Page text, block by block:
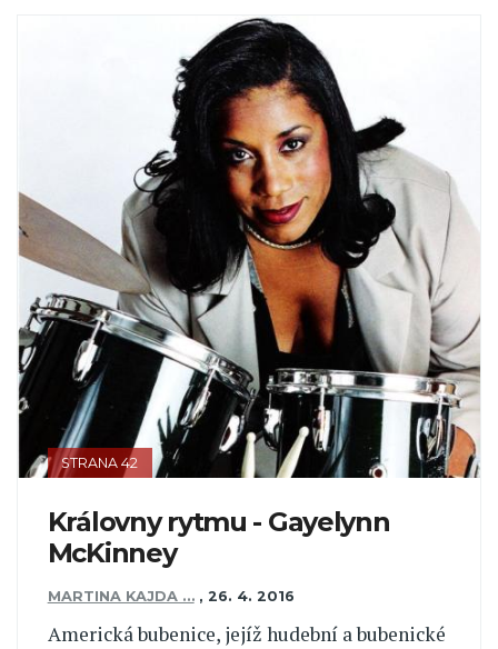
STRANA 42
Královny rytmu - Gayelynn
McKinney
MARTINA KAJDA … , 26. 4. 2016
Americká bubenice, jejíž hudební a bubenické